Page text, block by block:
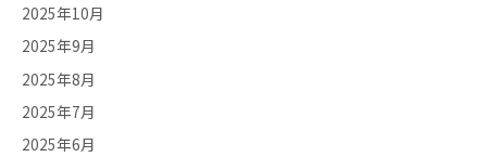
2025年10月
2025年9月
2025年8月
2025年7月
2025年6月